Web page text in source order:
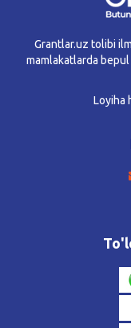
Grantlar.uz tolibi
mamlakatlarda
Loyiha